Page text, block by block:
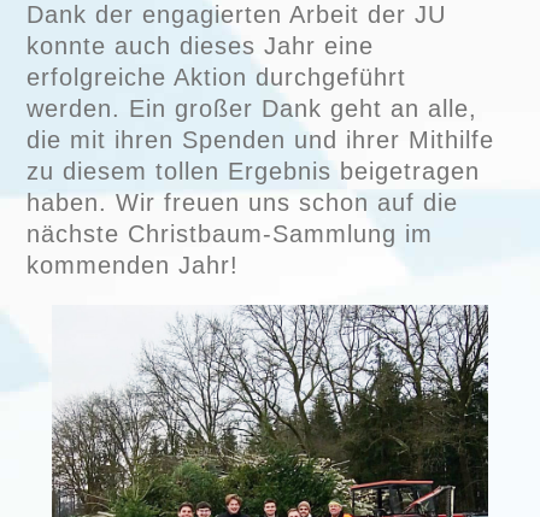
Dank der engagierten Arbeit der JU
konnte auch dieses Jahr eine
erfolgreiche Aktion durchgeführt
werden. Ein großer Dank geht an alle,
die mit ihren Spenden und ihrer Mithilfe
zu diesem tollen Ergebnis beigetragen
haben. Wir freuen uns schon auf die
nächste Christbaum-Sammlung im
kommenden Jahr!